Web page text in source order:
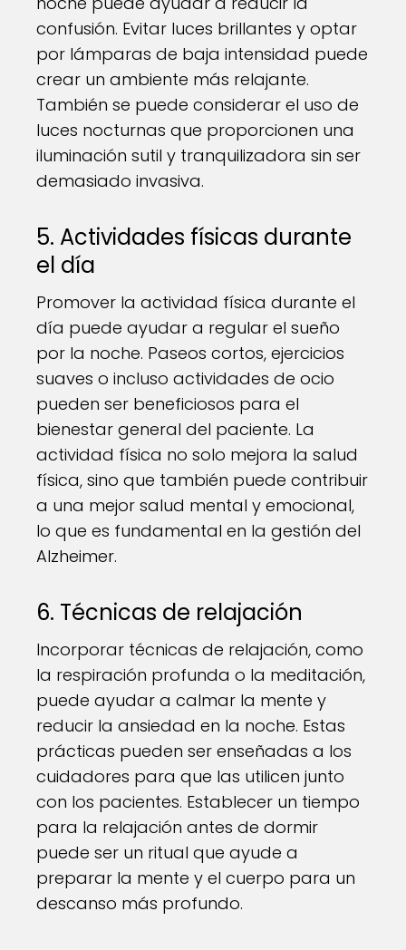
confusión. Evitar luces brillantes y optar
por lámparas de baja intensidad puede
crear un ambiente más relajante.
También se puede considerar el uso de
luces nocturnas que proporcionen una
iluminación sutil y tranquilizadora sin ser
demasiado invasiva.
5. Actividades físicas durante
el día
Promover la actividad física durante el
día puede ayudar a regular el sueño
por la noche. Paseos cortos, ejercicios
suaves o incluso actividades de ocio
pueden ser beneficiosos para el
bienestar general del paciente. La
actividad física no solo mejora la salud
física, sino que también puede contribuir
a una mejor salud mental y emocional,
lo que es fundamental en la gestión del
Alzheimer.
6. Técnicas de relajación
Incorporar técnicas de relajación, como
la respiración profunda o la meditación,
puede ayudar a calmar la mente y
reducir la ansiedad en la noche. Estas
prácticas pueden ser enseñadas a los
cuidadores para que las utilicen junto
con los pacientes. Establecer un tiempo
para la relajación antes de dormir
puede ser un ritual que ayude a
preparar la mente y el cuerpo para un
descanso más profundo.